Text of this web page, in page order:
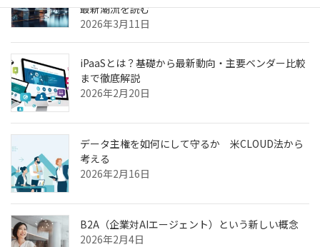
最新潮流を読む
2026年3月11日
iPaaSとは？基礎から最新動向・主要ベンダー比較
まで徹底解説
2026年2月20日
データ主権を如何にして守るか 米CLOUD法から
考える
2026年2月16日
B2A（企業対AIエージェント）という新しい概念
2026年2月4日